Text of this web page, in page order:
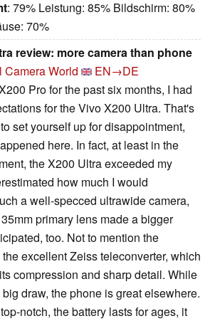
: 79% Leistung: 85% Bildschirm: 80%
70%
review: more camera than phone
Camera World
EN→DE
Pro for the past six months, I had
for the Vivo X200 Ultra. That's
set yourself up for disappointment,
here. In fact, at least in the
the X200 Ultra exceeded my
how much I would
a well-specced ultrawide camera,
primary lens made a bigger
too. Not to mention the
excellent Zeiss teleconverter, which
compression and sharp detail. While
draw, the phone is great elsewhere.
notch, the battery lasts for ages, it